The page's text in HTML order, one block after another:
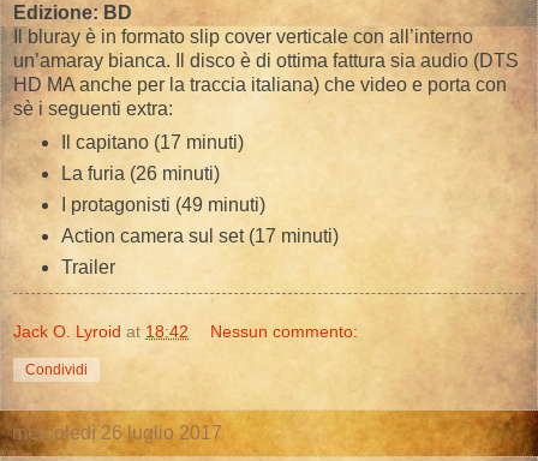
Edizione: BD
Il bluray è in formato slip cover verticale con all’interno
un’amaray bianca. Il disco è di ottima fattura sia audio (DTS
HD MA anche per la traccia italiana) che video e porta con
sè i seguenti extra:
Il capitano (17 minuti)
La furia (26 minuti)
I protagonisti (49 minuti)
Action camera sul set (17 minuti)
Trailer
Jack O. Lyroid at 18:42 Nessun commento:
Condividi
mercoledì 26 luglio 2017